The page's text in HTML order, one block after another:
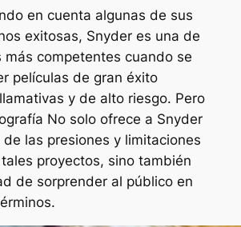
en cuenta algunas de sus
exitosas, Snyder es una de
más competentes cuando se
películas de gran éxito
y de alto riesgo. Pero
No solo ofrece a Snyder
las presiones y limitaciones
proyectos, sino también
de sorprender al público en